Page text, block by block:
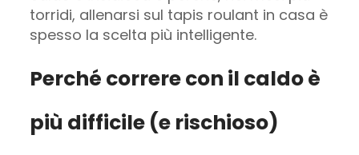
torridi, allenarsi sul tapis roulant in casa è
spesso la scelta più intelligente.
Perché correre con il caldo è
più difficile (e rischioso)